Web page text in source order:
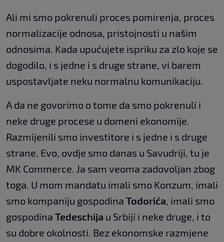
Ali mi smo pokrenuli proces pomirenja, proces
normalizacije odnosa, pristojnosti u našim
odnosima. Kada upućujete ispriku za zlo koje se
dogodilo, i s jedne i s druge strane, vi barem
uspostavljate neku normalnu komunikaciju.
A da ne govorimo o tome da smo pokrenuli i
neke druge procese u domeni ekonomije.
Razmijenili smo investitore i s jedne i s druge
strane. Evo, ovdje smo danas u Savudriji, tu je
MK Commerce. Ja sam veoma zadovoljan zbog
toga. U mom mandatu imali smo Konzum, imali
smo kompaniju gospodina Todorića, imali smo
gospodina Tedeschija u Srbiji i neke druge, i to
su dobre okolnosti. Bez ekonomske razmjene